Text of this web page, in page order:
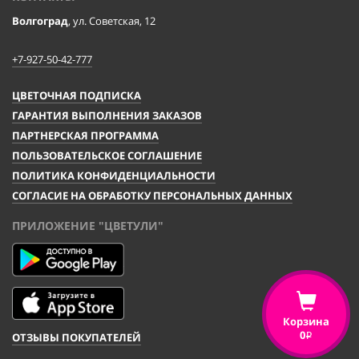
Волгоград, ул. Советская, 12
+7-927-50-42-777
ЦВЕТОЧНАЯ ПОДПИСКА
ГАРАНТИЯ ВЫПОЛНЕНИЯ ЗАКАЗОВ
ПАРТНЕРСКАЯ ПРОГРАММА
ПОЛЬЗОВАТЕЛЬСКОЕ СОГЛАШЕНИЕ
ПОЛИТИКА КОНФИДЕНЦИАЛЬНОСТИ
СОГЛАСИЕ НА ОБРАБОТКУ ПЕРСОНАЛЬНЫХ ДАННЫХ
ПРИЛОЖЕНИЕ "ЦВЕТУЛИ"
ОТЗЫВЫ ПОКУПАТЕЛЕЙ
Корзина
0i